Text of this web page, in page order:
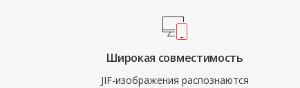
Широкая совместимость
JIF-изображения распознаются